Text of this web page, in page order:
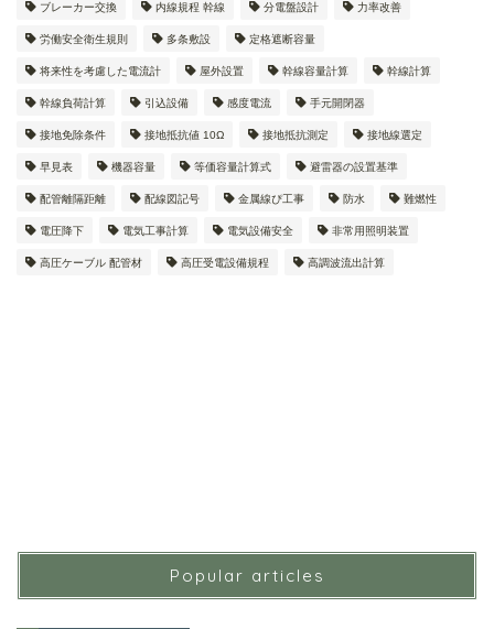
ブレーカー交換 内線規程 幹線 分電盤設計 力率改善
労働安全衛生規則 多条敷設 定格遮断容量
将来性を考慮した電流計 屋外設置 幹線容量計算 幹線計算
幹線負荷計算 引込設備 感度電流 手元開閉器
接地免除条件 接地抵抗値 10Ω 接地抵抗測定 接地線選定
早見表 機器容量 等価容量計算式 避雷器の設置基準
配管離隔距離 配線図記号 金属線ぴ工事 防水 難燃性
電圧降下 電気工事計算 電気設備安全 非常用照明装置
高圧ケーブル 配管材 高圧受電設備規程 高調波流出計算
Popular articles